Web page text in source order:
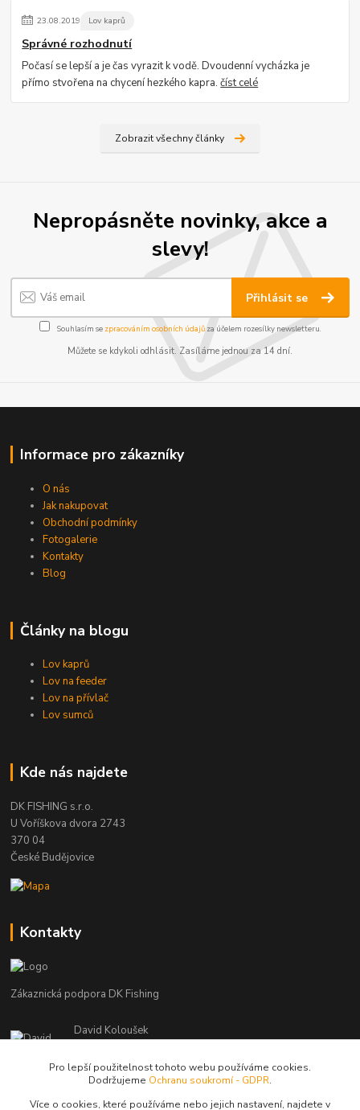
23.08.2019 Lov kaprů
Správné rozhodnutí
Počasí se lepší a je čas vyrazit k vodě. Dvoudenní vycházka je
přímo stvořena na chycení hezkého kapra.číst celé
Zobrazit všechny články
Nepropásněte novinky, akce a
slevy!
Přihlásit se
Souhlasím se zpracováním osobních údajůza účelem rozesílky newsletteru.
Můžete se kdykoli odhlásit. Zasíláme jednou za 14 dní.
Informace pro zákazníky
O nás
Jak nakupovat
Obchodní podmínky
Fotogalerie
Kontakty
Blog
Články na blogu
Lov kaprů
Lov na feeder
Lov na přívlač
Lov sumců
Kde nás najdete
DK FISHING s.r.o.
U Voříškova dvora 2743
370 04
České Budějovice
Kontakty
Zákaznická podpora DK Fishing
David Koloušek
(Po-Pá, 7-18 hod.)
Pro lepší použitelnost tohoto webu používáme cookies.
Dodržujeme Ochranu soukromí - GDPR.
Více o cookies, které používáme nebo jejich nastavení, najdete v